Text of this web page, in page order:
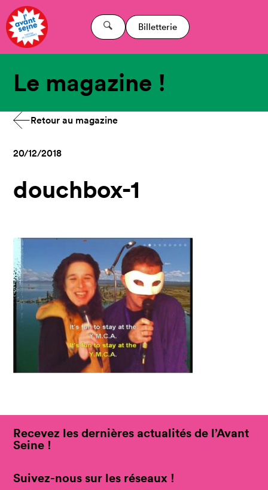
Billetterie
Le magazine !
Retour au magazine
20/12/2018
douchbox-1
Recevez les dernières actualités de l’Avant
Seine !
Suivez-nous sur les réseaux !